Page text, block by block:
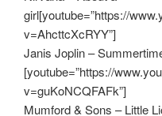
girl[youtube=”https://
v=AhcttcXcRYY”]
Janis Joplin –
[youtube=”https://
v=guKoNCQFAFk”]
Mumford & Sons – Little